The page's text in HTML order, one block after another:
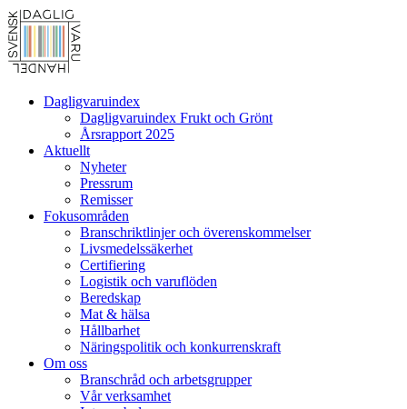
Dagligvaruindex
Dagligvaruindex Frukt och Grönt
Årsrapport 2025
Aktuellt
Nyheter
Pressrum
Remisser
Fokusområden
Branschriktlinjer och överenskommelser
Livsmedelssäkerhet
Certifiering
Logistik och varuflöden
Beredskap
Mat & hälsa
Hållbarhet
Näringspolitik och konkurrenskraft
Om oss
Branschråd och arbetsgrupper
Vår verksamhet